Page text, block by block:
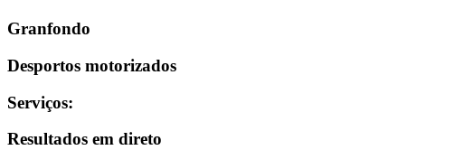
Granfondo
Desportos motorizados
Serviços:
Resultados em direto